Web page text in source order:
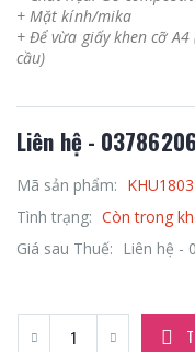
+ Mặt kính/mika
+ Để vừa giấy khen cỡ
cầu)
Liên hệ -
Mã sản phẩm:
Tình trạng: Còn trong
Giá sau Thuế:
Liên hệ -